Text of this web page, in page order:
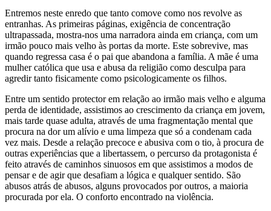
Entremos neste enredo que tanto comove como nos revolve as
entranhas. As primeiras páginas, exigência de concentração
ultrapassada, mostra-nos uma narradora ainda em criança, com um
irmão pouco mais velho às portas da morte. Este sobrevive, mas
quando regressa casa é o pai que abandona a família. A mãe é uma
mulher católica que usa e abusa da religião como desculpa para
agredir tanto fisicamente como psicologicamente os filhos.
Entre um sentido protector em relação ao irmão mais velho e alguma
perda de identidade, assistimos ao crescimento da criança em jovem,
mais tarde quase adulta, através de uma fragmentação mental que
procura na dor um alívio e uma limpeza que só a condenam cada
vez mais. Desde a relação precoce e abusiva com o tio, à procura de
outras experiências que a libertassem, o percurso da protagonista é
feito através de caminhos sinuosos em que assistimos a modos de
pensar e de agir que desafiam a lógica e qualquer sentido. São
abusos atrás de abusos, alguns provocados por outros, a maioria
procurada por ela. O conforto encontrado na violência.